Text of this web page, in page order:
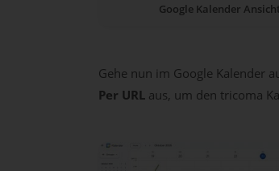
Google Kalender Ansicht
Gehe nun im Google Kalender
Per URL aus, um den tricoma